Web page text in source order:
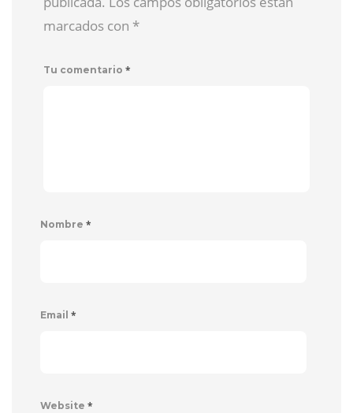
marcados con *
Tu comentario *
Nombre *
Email *
Website *